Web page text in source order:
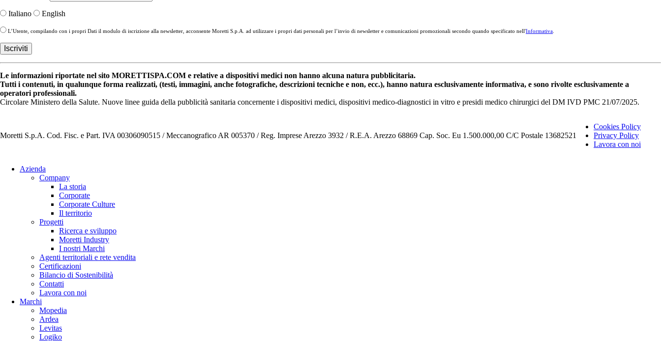
Italiano English
L’Utente, compilando con i propri Dati il modulo di iscrizione alla newsletter, acconsente Moretti S.p.A. ad utilizzare i propri dati personali per l’invio di newsletter e comunicazioni promozionali secondo quando specificato nell'Informativa
Le informazioni riportate nel sito MORETTISPA.COM e relative a dispositivi medici non hanno alcuna natura pubblicitaria.
Tutti i contenuti, in qualunque forma realizzati, (testi, immagini, anche fotografiche, descrizioni tecniche e non, ecc.), hanno natura esclusivamente informativa, e sono rivolte esclusivamente a
operatori professionali.
Circolare Ministero della Salute. Nuove linee guida della pubblicità sanitaria concernente i dispositivi medici, dispositivi medico-diagnostici in vitro e presidi medico chirurgici del DM IVD PMC 21/07/2025.
Moretti S.p.A. Cod. Fisc. e Part. IVA 00306090515 / Meccanografico AR 005370 / Reg. Imprese Arezzo 3932 / R.E.A. Arezzo 68869 Cap. Soc. Eu 1.500.000,00 C/C Postale 13682521
Cookies Policy
Privacy Policy
Lavora con noi
Azienda
Company
La storia
Corporate
Corporate Culture
Il territorio
Progetti
Ricerca e sviluppo
Moretti Industry
I nostri Marchi
Agenti territoriali e rete vendita
Certificazioni
Bilancio di Sostenibilità
Contatti
Lavora con noi
Marchi
Mopedia
Ardea
Levitas
Logiko